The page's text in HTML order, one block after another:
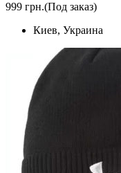
999 грн.(Под заказ)
Киев, Украина